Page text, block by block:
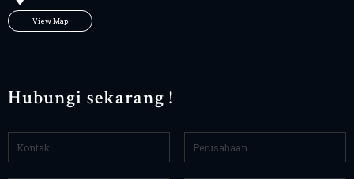
View Map
Hubungi sekarang !